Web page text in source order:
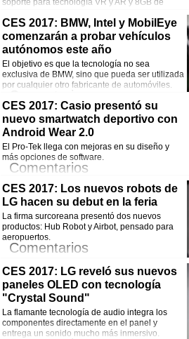
Comentarios
¡Comparte esta noticia!
Facebook
Twitter
WhatsApp
Email
CES 2017: BMW, Intel y MobilEye
comenzarán a probar vehículos
autónomos este año
El objetivo es que la tecnología no sea
exclusiva de BMW, sino que pueda ser utilizada
por cualquier otro fabricante de automóviles.
¡Comparte esta noticia!
Facebook
Twitter
WhatsApp
Email
CES 2017: Casio presentó su
nuevo smartwatch deportivo con
Android Wear 2.0
El Pro-Tek llega con mejoras en su diseño y
más opciones de software.
Comentarios
¡Comparte esta noticia!
Facebook
Twitter
WhatsApp
Email
CES 2017: Los nuevos robots de
LG hacen su debut en la feria
La firma surcoreana presentó dos nuevos
productos: Hub Robot y Airbot, pensado para
aeropuertos.
Comentarios
¡Comparte esta noticia!
Facebook
TwitterWhatsApp
Email
CES 2017: LG reveló sus nuevos
paneles OLED con tecnología
"Crystal Sound"
La flamante tecnología de audio integra los
componentes directamente en el panel y
entrega un sonido mucho más inmersivo.